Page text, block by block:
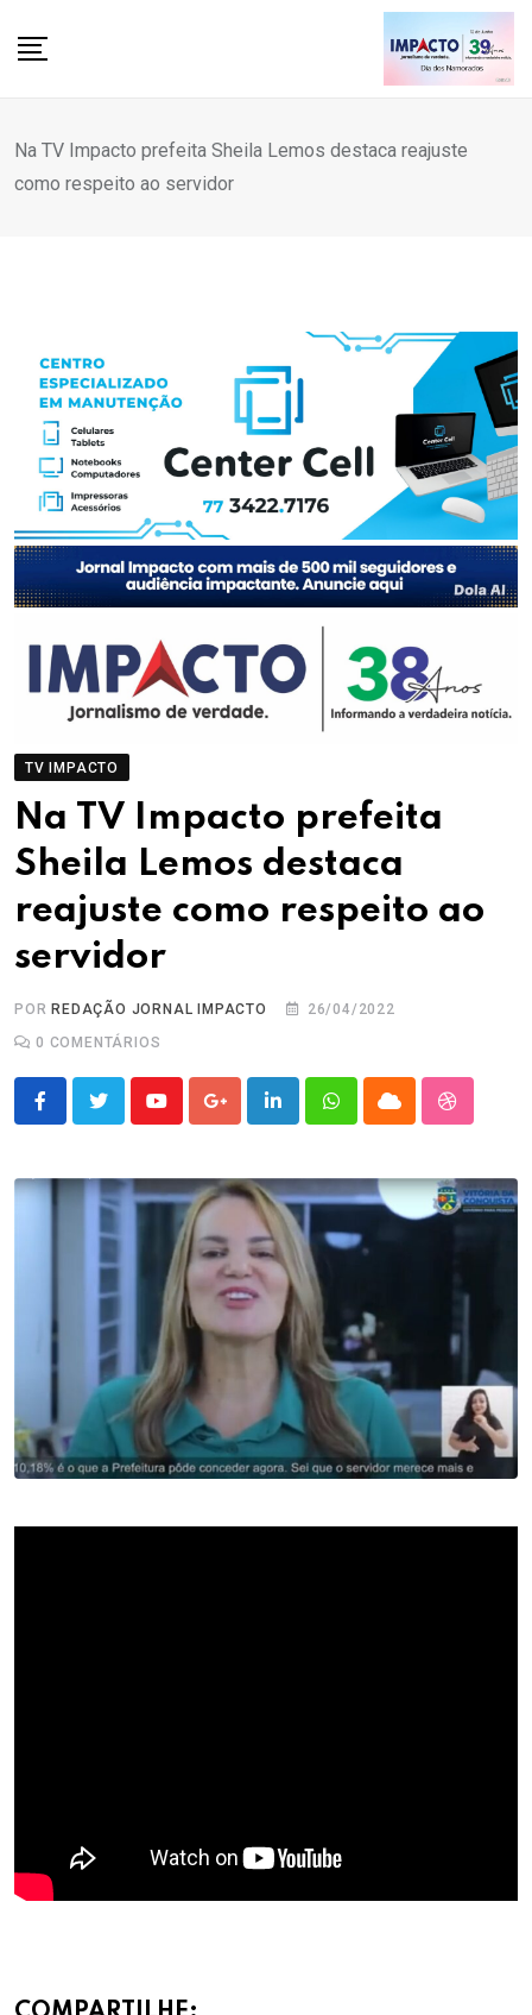
Na TV Impacto prefeita Sheila Lemos destaca reajuste
como respeito ao servidor
TV IMPACTO
Na TV Impacto prefeita
Sheila Lemos destaca
reajuste como respeito ao
servidor
POR REDAÇÃO JORNAL IMPACTO
26/04/2022
0 COMENTÁRIOS
YoutubeGoogle+LinkedInWhatsappCloud